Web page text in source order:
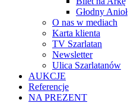
Głodny Anioł
O nas w mediach
Karta klienta
TV Szarlatan
Newsletter
Ulica Szarlatanów
AUKCJE
Referencje
NA PREZENT